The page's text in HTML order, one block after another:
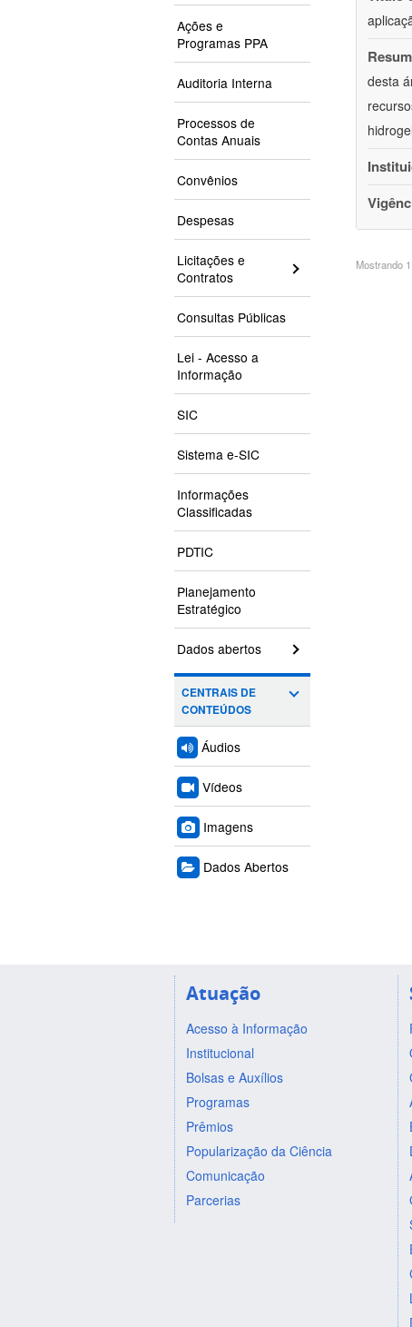
Ações e
Programas PPA
Auditoria Interna
Processos de
Contas Anuais
Convênios
Despesas
Licitações e
Contratos
Consultas Públicas
Lei - Acesso a
Informação
SIC
Sistema e-SIC
Informações
Classificadas
PDTIC
Planejamento
Estratégico
Dados abertos
CENTRAIS DE
CONTEÚDOS
Áudios
Vídeos
Imagens
Dados Abertos
desta
Mostrando
Atuação
Acesso à Informação
Institucional
Bolsas e Auxílios
Programas
Prêmios
Popularização da Ciência
Comunicação
Parcerias